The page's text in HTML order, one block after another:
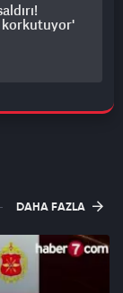
korkutuyor'
DAHA FAZLA